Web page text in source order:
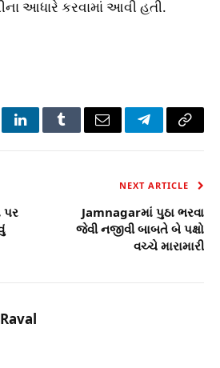
આધારે કરવામાં આવી હતી.
LinkedInTumblrEmail TelegramCopy
પર
NEXT ARTICLE
Jamnagarમાં પુઠા ભરવા
જેવી નજીવી બાબતે બે પક્ષો
વચ્ચે મારામારી